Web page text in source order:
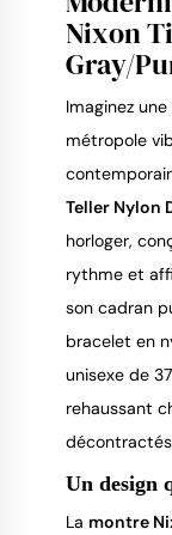
Nixon
Gray/
Imaginez
métropole
Teller Nylon
horloger,
rythme et
son cadran
bracelet en
unisexe de
rehaussant
Un design
La montre